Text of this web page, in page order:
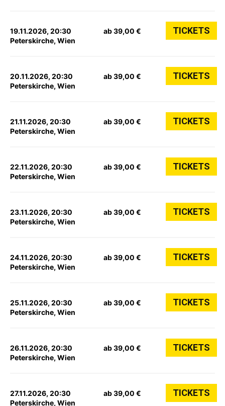
19.11.2026, 20:30
Peterskirche, Wien
ab 39,00 € TICKETS
20.11.2026, 20:30
Peterskirche, Wien
ab 39,00 € TICKETS
21.11.2026, 20:30
Peterskirche, Wien
ab 39,00 € TICKETS
22.11.2026, 20:30
Peterskirche, Wien
ab 39,00 € TICKETS
23.11.2026, 20:30
Peterskirche, Wien
ab 39,00 € TICKETS
24.11.2026, 20:30
Peterskirche, Wien
ab 39,00 € TICKETS
25.11.2026, 20:30
Peterskirche, Wien
ab 39,00 € TICKETS
26.11.2026, 20:30
Peterskirche, Wien
ab 39,00 € TICKETS
27.11.2026, 20:30
Peterskirche, Wien
ab 39,00 € TICKETS